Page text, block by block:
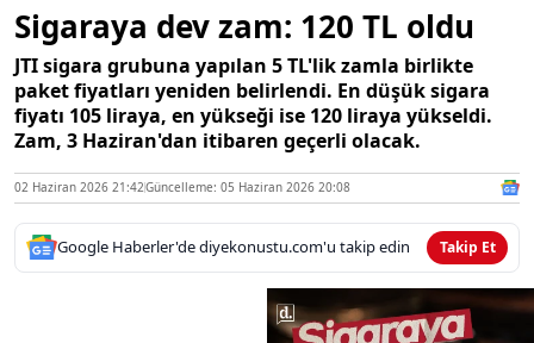
Sigaraya dev zam: 120 TL oldu
JTI sigara grubuna yapılan 5 TL'lik zamla birlikte
paket fiyatları yeniden belirlendi. En düşük sigara
fiyatı 105 liraya, en yükseği ise 120 liraya yükseldi.
Zam, 3 Haziran'dan itibaren geçerli olacak.
02 Haziran 2026 21:42Güncelleme: 05 Haziran 2026 20:08
Google Haberler'de diyekonustu.com'u takip edin Takip Et